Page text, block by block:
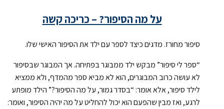
על מה הסיפור? – כריכה קשה
סיפור מחורז. מדגים כיצד לספר עם ילד את הסיפור האישי שלו.
“ספר לי סיפור” מבקש ילד ממבוגר בפתיחה. אך המבוגר שבסיפור
לא עושה כרוב המבוגרים, הוא לא מביא ספר מהמדף, ולא ממציא
לילד סיפור, אלא אומר: “בסדר גמור, על מה הסיפור?” הילד מופתע
לרגע, ואז מבין שהפעם הוא יכול להחליט על מה יהיה הסיפור, ואומר: